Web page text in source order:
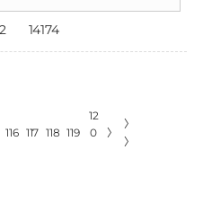
14174
116 117 118 119
12
0
〉
〉
〉